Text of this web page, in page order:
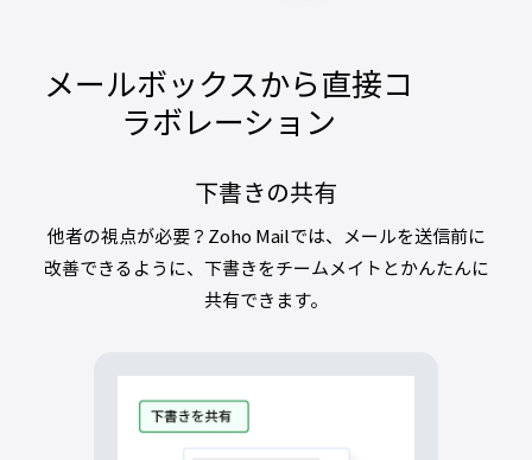
メールボックスから直接コ
ラボレーション
下書きの共有
他者の視点が必要？Zoho Mailでは、メールを送信前に
改善できるように、下書きをチームメイトとかんたんに
共有できます。